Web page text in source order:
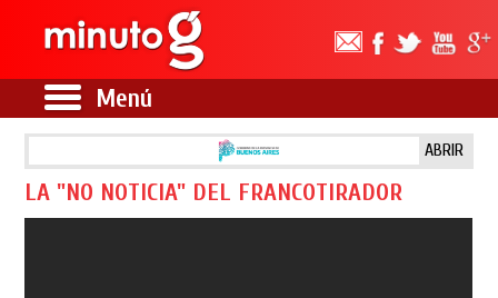
Menú
ABRIR
LA "NO NOTICIA" DEL FRANCOTIRADOR